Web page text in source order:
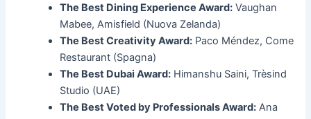
The Best Dining Experience Award: Vaughan
Mabee, Amisfield (Nuova Zelanda)
The Best Creativity Award: Paco Méndez, Come
Restaurant (Spagna)
The Best Dubai Award: Himanshu Saini, Trèsind
Studio (UAE)
The Best Voted by Professionals Award: Ana